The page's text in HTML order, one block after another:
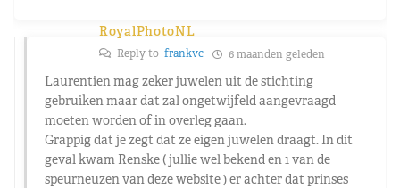
RoyalPhotoNL
Reply to frankvc 6 maanden geleden
Laurentien mag zeker juwelen uit de stichting
gebruiken maar dat zal ongetwijfeld aangevraagd
moeten worden of in overleg gaan.
Grappig dat je zegt dat ze eigen juwelen draagt. In dit
geval kwam Renske ( jullie wel bekend en 1 van de
speurneuzen van deze website ) er achter dat prinses